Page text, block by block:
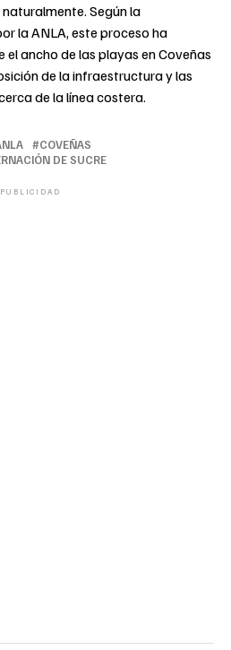
Según la
la ANLA, este proceso ha
ancho de las playas en Coveñas
de la infraestructura y las
de la línea costera.
COVEÑAS
DE SUCRE
PUBLICIDAD